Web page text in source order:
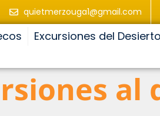
quietmerzouga1@gmail.com
Excursiones del
al